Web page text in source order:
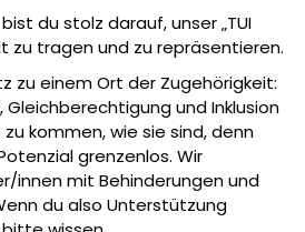
du stolz darauf, unser „TUI
zu tragen und zu repräsentieren.
zu einem Ort der Zugehörigkeit:
und Inklusion
kommen, wie sie sind, denn
grenzenlos. Wir
innen mit Behinderungen und
du also Unterstützung